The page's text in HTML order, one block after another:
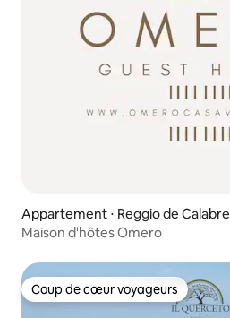
Appartement ⋅ Reggio de Calabre
Maison d'hôtes Omero
Coup de cœur voyageurs
Coup de cœur voyageurs